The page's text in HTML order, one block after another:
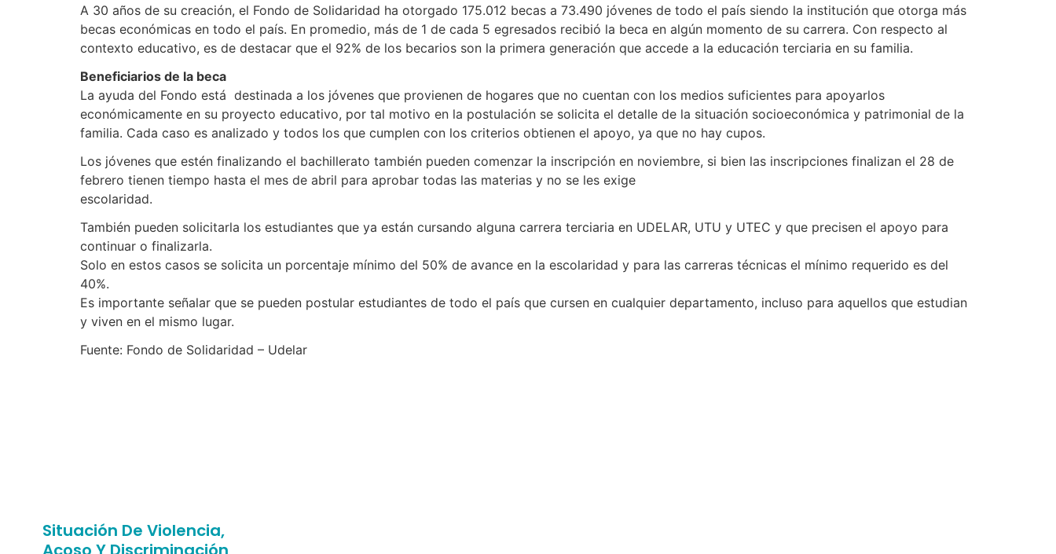
A 30 años de su creación, el Fondo de Solidaridad ha otorgado 175.012 becas a 73.490 jóvenes de todo el país siendo la institución que otorga más
becas económicas en todo el país. En promedio, más de 1 de cada 5 egresados recibió la beca en algún momento de su carrera. Con respecto al
contexto educativo, es de destacar que el 92% de los becarios son la primera generación que accede a la educación terciaria en su familia.
Beneficiarios de la beca
La ayuda del Fondo está destinada a los jóvenes que provienen de hogares que no cuentan con los medios suficientes para apoyarlos
económicamente en su proyecto educativo, por tal motivo en la postulación se solicita el detalle de la situación socioeconómica y patrimonial de la
familia. Cada caso es analizado y todos los que cumplen con los criterios obtienen el apoyo, ya que no hay cupos.
Los jóvenes que estén finalizando el bachillerato también pueden comenzar la inscripción en noviembre, si bien las inscripciones finalizan el 28 de
febrero tienen tiempo hasta el mes de abril para aprobar todas las materias y no se les exige
escolaridad.
También pueden solicitarla los estudiantes que ya están cursando alguna carrera terciaria en UDELAR, UTU y UTEC y que precisen el apoyo para
continuar o finalizarla.
Solo en estos casos se solicita un porcentaje mínimo del 50% de avance en la escolaridad y para las carreras técnicas el mínimo requerido es del
40%.
Es importante señalar que se pueden postular estudiantes de todo el país que cursen en cualquier departamento, incluso para aquellos que estudian
y viven en el mismo lugar.
Fuente: Fondo de Solidaridad – Udelar
Situación De Violencia,